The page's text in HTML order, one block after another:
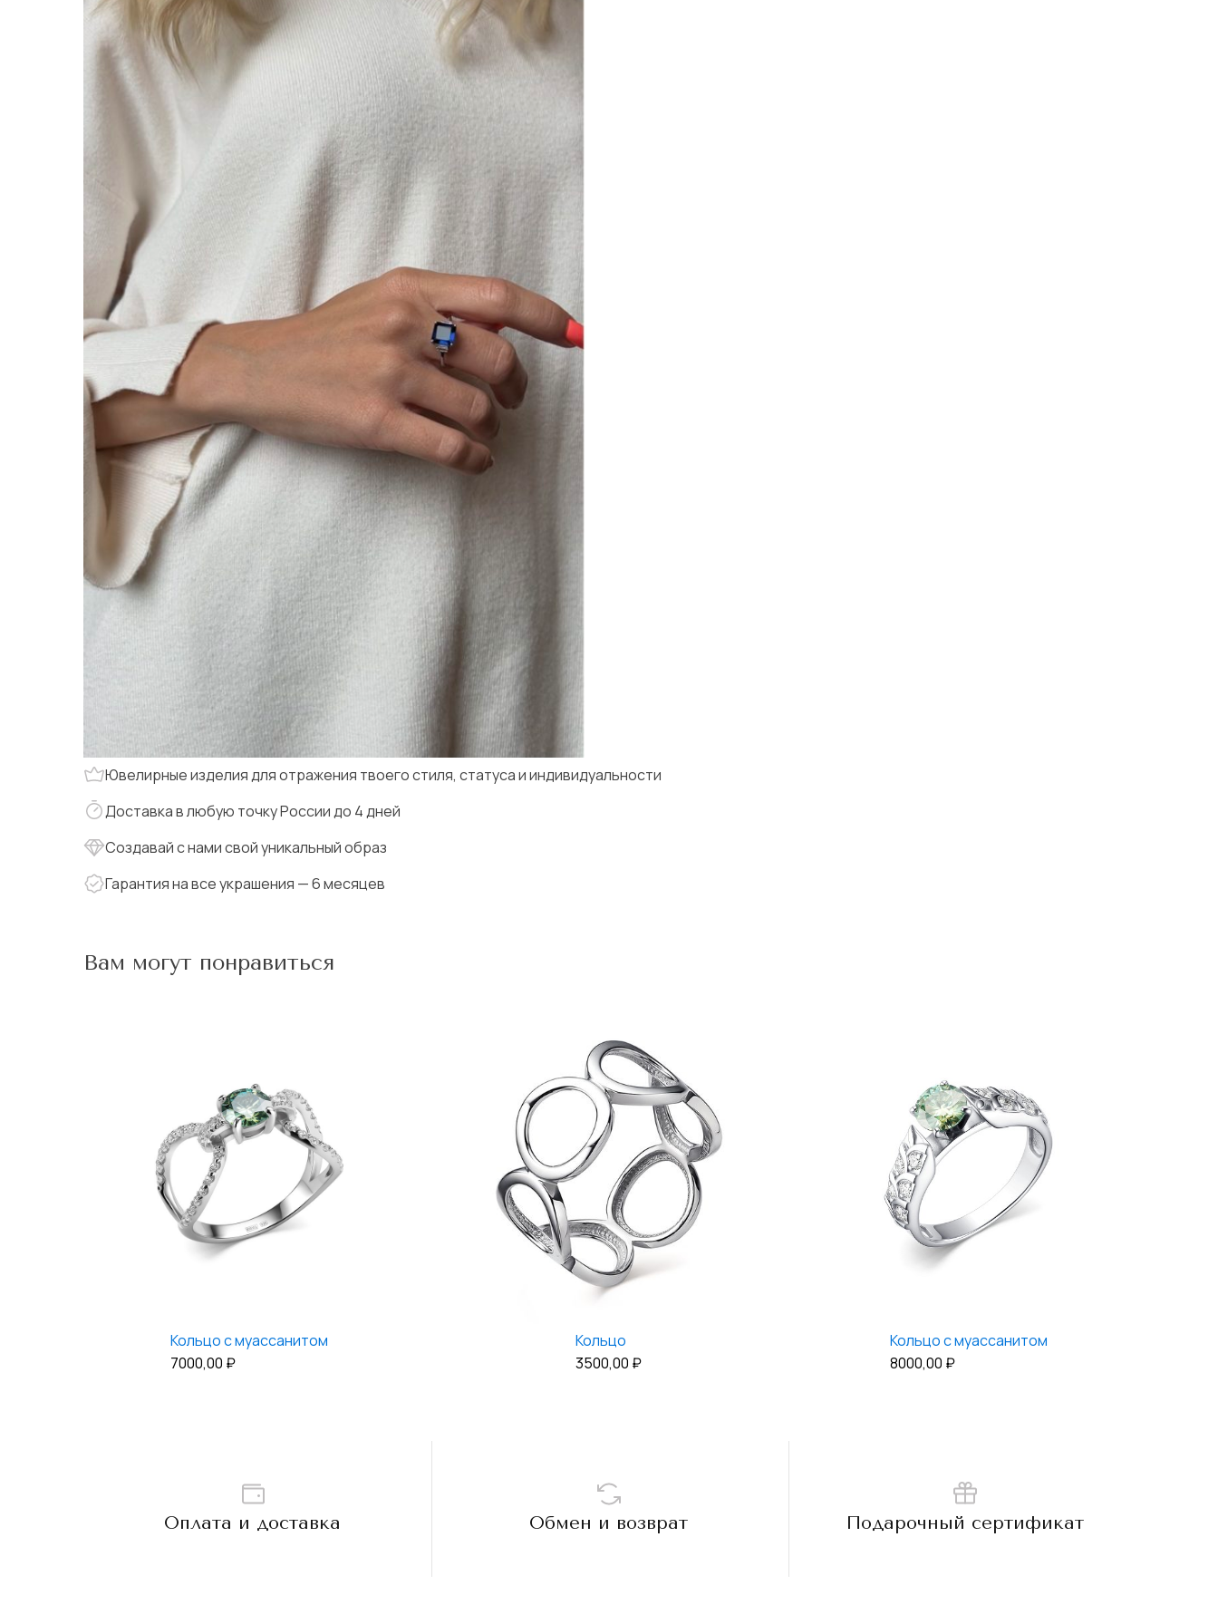
Ювелирные изделия для отражения твоего стиля, статуса и индивидуальности
Доставка в любую точку России до 4 дней
Создавай с нами свой уникальный образ
Гарантия на все украшения — 6 месяцев
Вам могут понравиться
Кольцо с муассанитом
7000,00 ₽
Кольцо
3500,00 ₽
Кольцо с муассанитом
8000,00 ₽
Оплата и доставка Обмен и возврат Подарочный сертификат